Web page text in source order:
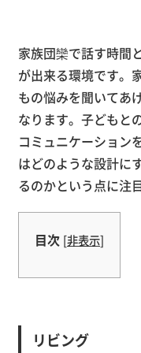
家族団欒で話す時間
が出来る環境です。
もの悩みを聞いてあ
なります。子どもと
コミュニケーション
はどのような設計に
るのかという点に注
目次 [非表示]
リビング